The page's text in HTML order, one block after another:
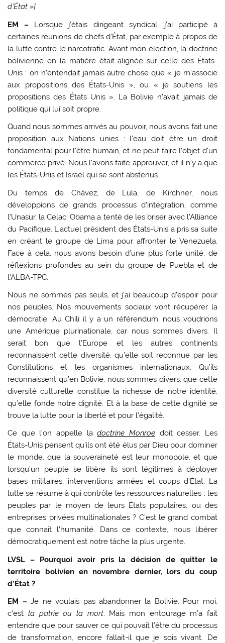
d’État »]
EM – Lorsque j’étais dirigeant syndical, j’ai participé à
certaines réunions de chefs d’État, par exemple à propos de
la lutte contre le narcotrafic. Avant mon élection, la doctrine
bolivienne en la matière était alignée sur celle des États-
Unis : on n’entendait jamais autre chose que « je m’associe
aux propositions des États-Unis », ou « je soutiens les
propositions des États Unis ». La Bolivie n’avait jamais de
politique qui lui soit propre.
Quand nous sommes arrivés au pouvoir, nous avons fait une
proposition aux Nations unies : l’eau doit être un droit
fondamental pour l’être humain, et ne peut faire l’objet d’un
commerce privé. Nous l’avons faite approuver, et il n’y a que
les États-Unis et Israël qui se sont abstenus.
Du temps de Chávez, de Lula, de Kirchner, nous
développions de grands processus d’intégration, comme
l’Unasur, la Celac. Obama a tenté de les briser avec l’Alliance
du Pacifique. L’actuel président des États-Unis a pris sa suite
en créant le groupe de Lima pour affronter le Venezuela.
Face à cela, nous avons besoin d’une plus forte unité, de
réflexions profondes au sein du groupe de Puebla et de
l’ALBA-TPC.
Nous ne sommes pas seuls, et j’ai beaucoup d’espoir pour
nos peuples. Nos mouvements sociaux vont récupérer la
démocratie. Au Chili il y a un référendum, nous voudrions
une Amérique plurinationale, car nous sommes divers. Il
serait bon que l’Europe et les autres continents
reconnaissent cette diversité, qu’elle soit reconnue par les
Constitutions et les organismes internationaux. Qu’ils
reconnaissent qu’en Bolivie, nous sommes divers, que cette
diversité culturelle constitue la richesse de notre identité,
qu’elle fonde notre dignité. Et à la base de cette dignité se
trouve la lutte pour la liberté et pour l’égalité.
Ce que l’on appelle ladoctrine Monroedoit cesser. Les
États-Unis pensent qu’ils ont été élus par Dieu pour dominer
le monde, que la souveraineté est leur monopole, et que
lorsqu’un peuple se libère ils sont légitimes à déployer
bases militaires, interventions armées et coups d’État. La
lutte se résume à qui contrôle les ressources naturelles : les
peuples par le moyen de leurs États populaires, ou des
entreprises privées multinationales ? C’est le grand combat
que connaît l’humanité. Dans ce contexte, nous libérer
démocratiquement est notre tâche la plus urgente.
LVSL – Pourquoi avoir pris la décision de quitter le
territoire bolivien en novembre dernier, lors du coup
d’État ?
EM –Je ne voulais pas abandonner la Bolivie. Pour moi,
c’est la patrie ou la mort. Mais mon entourage m’a fait
entendre que pour sauver ce qui pouvait l’être du processus
de transformation, encore fallait-il que je sois vivant. De